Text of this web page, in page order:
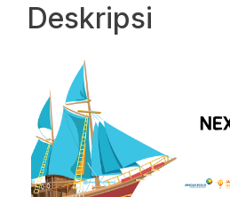
Deskripsi